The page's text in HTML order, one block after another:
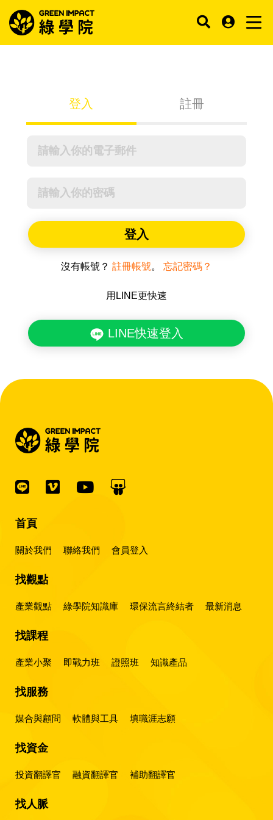
登入 註冊
登入
沒有帳號？ 註冊帳號。 忘記密碼？
用LINE更快速
LINE快速登入
首頁
關於我們 聯絡我們 會員登入
找觀點
產業觀點 綠學院知識庫 環保流言終結者 最新消息
找課程
產業小聚 即戰力班 證照班 知識產品
找服務
媒合與顧問 軟體與工具 填職涯志願
找資金
投資翻譯官 融資翻譯官 補助翻譯官
找人脈